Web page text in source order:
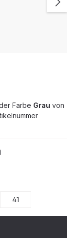
Farbe Grau von
41